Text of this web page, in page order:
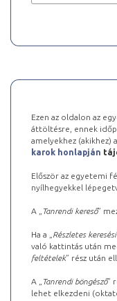
Ezen az oldalon az
áttöltésre, ennek
amelyekhez
karok honlapján
Először az egyetemi
nyílhegyekkel
A „ Tanrendi kereső”
Ha a „ Részletes
való kattintás után
feltételek” rész után
A „ Tanrendi böngésző”
lehet elkezdeni